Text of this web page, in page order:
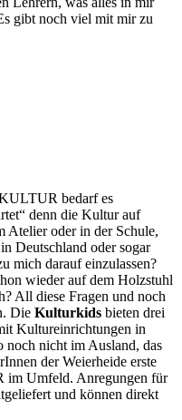
gibt noch viel mit mir zu
bedarf es
denn die Kultur auf
Atelier oder in der Schule,
Deutschland oder sogar
mich darauf einzulassen?
wieder auf dem Holzstuhl
All diese Fragen und noch
Die Kulturkids bieten drei
Kultureinrichtungen in
noch nicht im Ausland, das
der Weierheide erste
im Umfeld. Anregungen für
und können direkt